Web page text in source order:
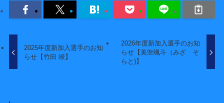
2025年度新加入選手のお知
らせ【竹田 竣】
2026年度新加入選手のお知
らせ【美㘴颯斗（みざ そ
らと)】